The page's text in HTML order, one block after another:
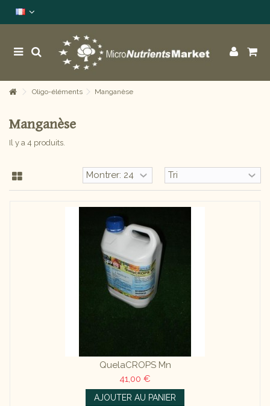
Oligo-éléments Manganèse
Manganèse
Il y a 4 produits.
QuelaCROPS Mn
41,00 €
AJOUTER AU PANIER